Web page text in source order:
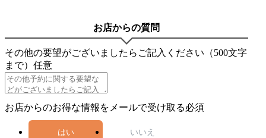
お店からの質問
その他の要望がございましたらご記入ください（500文字
まで） 任意
お店からのお得な情報をメールで受け取る必須
はい いいえ